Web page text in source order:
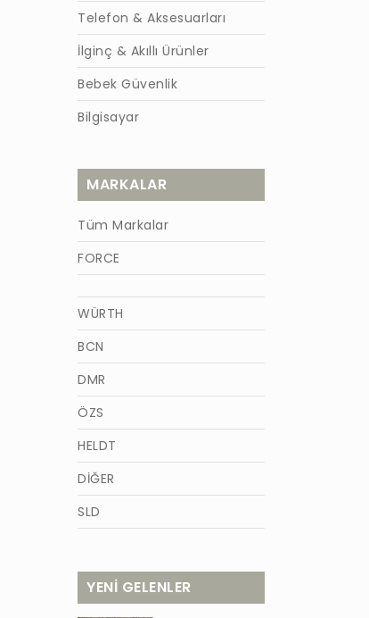
Telefon & Aksesuarları
İlginç & Akıllı Ürünler
Bebek Güvenlik
Bilgisayar
MARKALAR
Tüm Markalar
FORCE
WÜRTH
BCN
DMR
ÖZS
HELDT
DİĞER
SLD
TİĞON
YENİ GELENLER